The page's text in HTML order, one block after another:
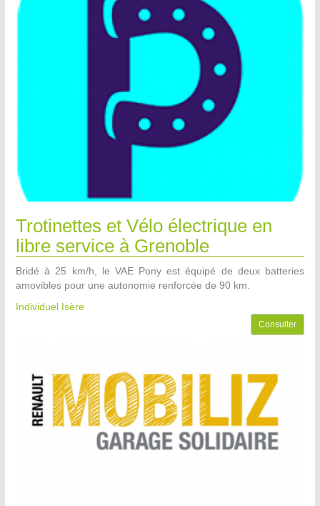
Trotinettes et Vélo électrique en
libre service à Grenoble
Bridé à 25 km/h, le VAE Pony est équipé de deux batteries
amovibles pour une autonomie renforcée de 90 km.
Individuel Isère
Consulter